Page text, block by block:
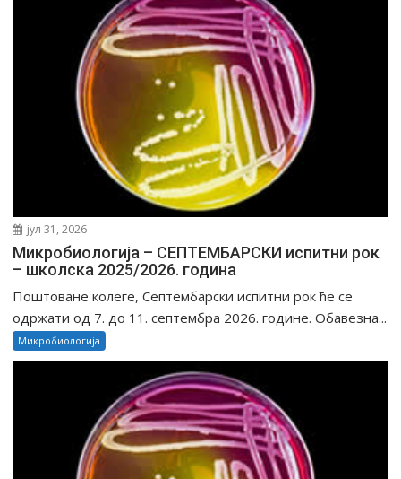
јул 31, 2026
Микробиологија – СЕПТЕМБАРСКИ испитни рок
– школска 2025/2026. година
Поштоване колеге, Септембарски испитни рок ће се
одржати од 7. до 11. септембра 2026. године. Обавезна...
Микробиологија